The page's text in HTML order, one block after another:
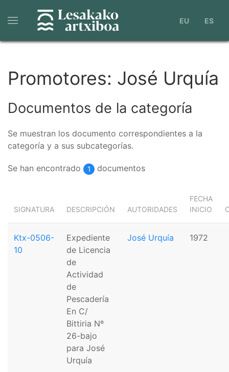
contenido
principal
EU ES
Promotores: José Urquía
Documentos de la categoría
Se muestran los documento correspondientes a la
categoría y a sus subcategorías.
Se han encontrado 1 documentos
SIGNATURA DESCRIPCIÓN AUTORIDADES
FECHA
INICIO
Ktx-0506-
10
Expediente
de Licencia
de
Actividad
de
Pescadería
En C/
Bittiria Nº
26-bajo
para José
Urquía
José Urquía 1972